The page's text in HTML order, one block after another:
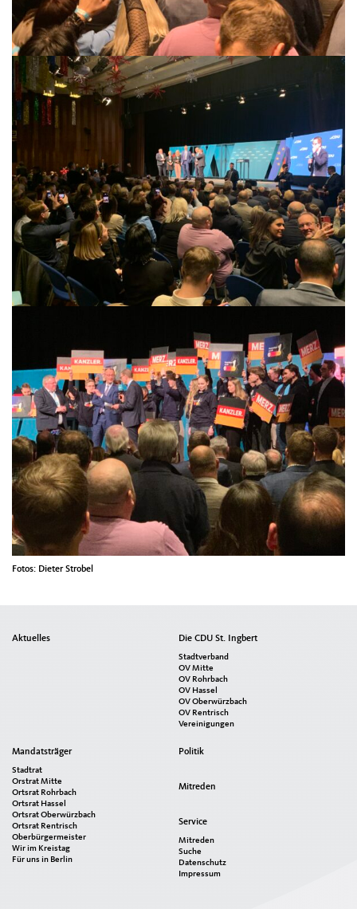
Fotos: Dieter Strobel
Seitenübersicht
Aktuelles Die CDU St. Ingbert
Stadtverband
OV Mitte
OV Rohrbach
OV Hassel
OV Oberwürzbach
OV Rentrisch
Vereinigungen
Mandatsträger
Stadtrat
Orstrat Mitte
Ortsrat Rohrbach
Ortsrat Hassel
Ortsrat Oberwürzbach
Ortsrat Rentrisch
Oberbürgermeister
Wir im Kreistag
Für uns in Berlin
Politik
Mitreden
Service
Mitreden
Suche
Datenschutz
Impressum